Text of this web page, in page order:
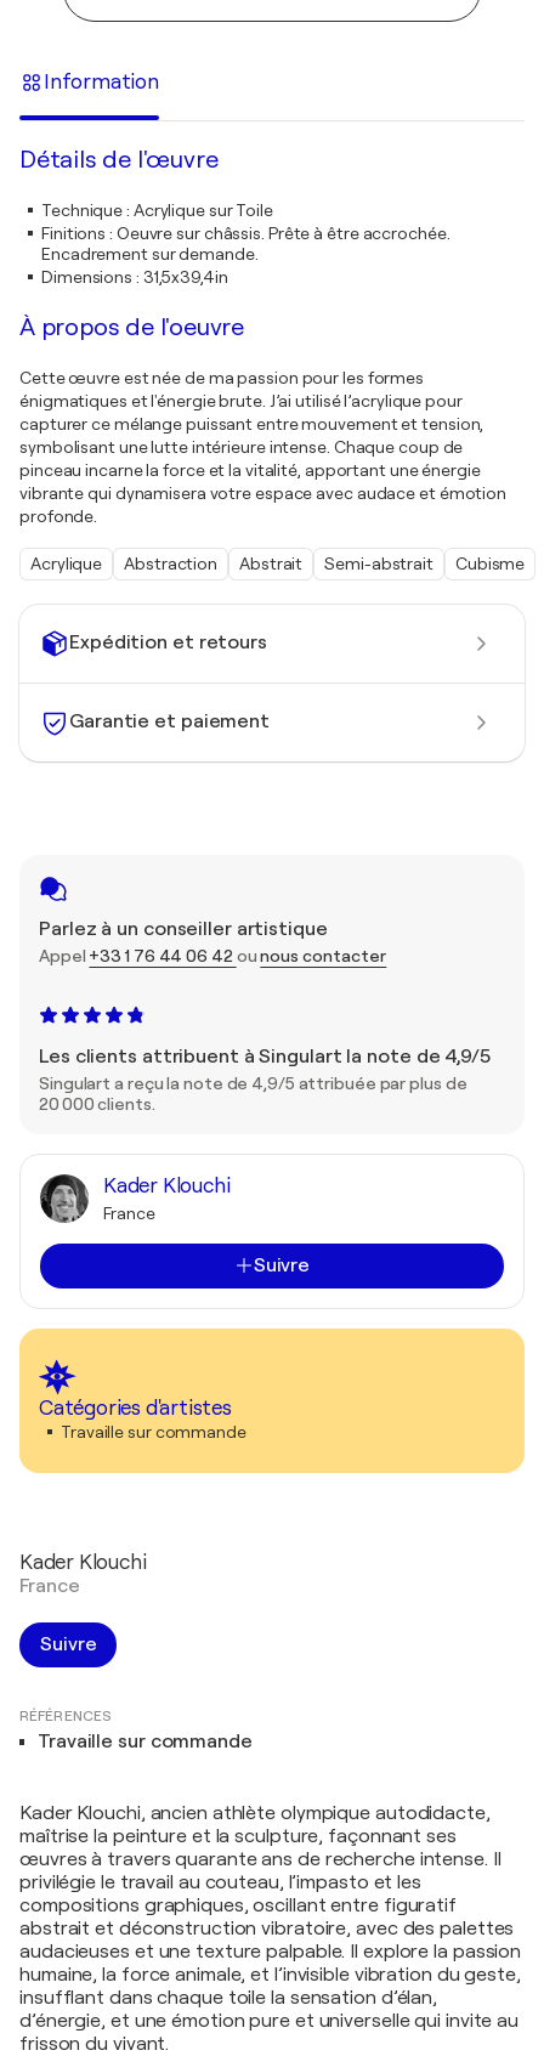
Expédition et retours
Garantie et paiement
Parlez à un conseiller artistique
Appel +33 1 76 44 06 42 ounous contacter
Les clients attribuent à Singulart la note de 4,9/5
Singulart a reçu la note de 4,9/5 attribuée par plus de
20 000 clients.
Kader Klouchi
France
Suivre
Catégories d'artistes
Travaille sur commande
Information
Détails de l'œuvre
Technique: Acrylique sur Toile
Finitions : Oeuvre sur châssis. Prête à être accrochée.
Encadrement sur demande.
Dimensions : 31,5x39,4in
À propos de l'oeuvre
Cette œuvre est née de ma passion pour les formes
énigmatiques et l'énergie brute. J’ai utilisé l’acrylique pour
capturer ce mélange puissant entre mouvement et tension,
symbolisant une lutte intérieure intense. Chaque coup de
pinceau incarne la force et la vitalité, apportant une énergie
vibrante qui dynamisera votre espace avec audace et émotion
profonde.
Acrylique Abstraction Abstrait Semi-abstrait Cubisme
Kader Klouchi
France
Suivre
RÉFÉRENCES
Travaille sur commande
Kader Klouchi, ancien athlète olympique autodidacte,
maîtrise la peinture et la sculpture, façonnant ses
œuvres à travers quarante ans de recherche intense. Il
privilégie le travail au couteau, l’impasto et les
compositions graphiques, oscillant entre figuratif
abstrait et déconstruction vibratoire, avec des palettes
audacieuses et une texture palpable. Il explore la passion
humaine, la force animale, et l’invisible vibration du geste,
insufflant dans chaque toile la sensation d’élan,
d’énergie, et une émotion pure et universelle qui invite au
frisson du vivant.